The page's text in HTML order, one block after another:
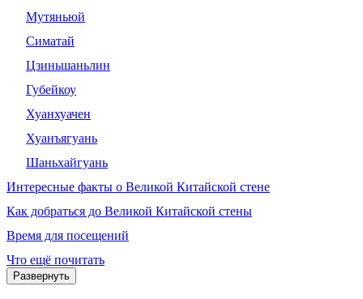
Мутяньюй
Симатай
Цзиньшаньлин
Губейкоу
Хуанхуачен
Хуанъягуань
Шаньхайгуань
Интересные факты о Великой Китайской стене
Как добраться до Великой Китайской стены
Время для посещений
Что ещё почитать
Развернуть